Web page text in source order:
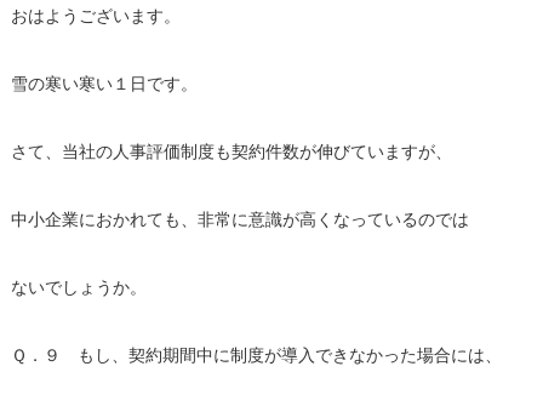
おはようございます。
雪の寒い寒い１日です。
さて、当社の人事評価制度も契約件数が伸びていますが、
中小企業におかれても、非常に意識が高くなっているのでは
ないでしょうか。
Ｑ．９ もし、契約期間中に制度が導入できなかった場合には、